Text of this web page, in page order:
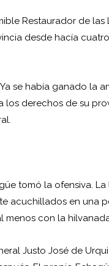
Restaurador de las
desde hacía
se había ganado la
derechos de su
tomó la ofensiva.
acuchillados en una
menos con la
Justo José de